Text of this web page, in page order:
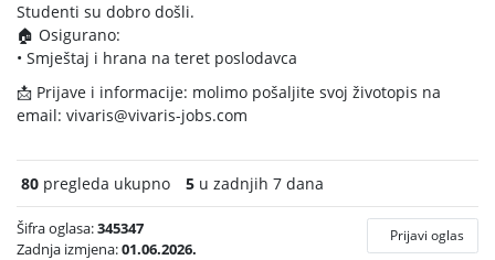
Studenti su dobro došli.
🏠 Osigurano:
• Smještaj i hrana na teret poslodavca
📩 Prijave i informacije: molimo pošaljite svoj životopis na
email: vivaris@vivaris-jobs.com
80 pregleda ukupno 5 u zadnjih 7 dana
Šifra oglasa:345347
Zadnja izmjena:01.06.2026.
Prijavi oglas